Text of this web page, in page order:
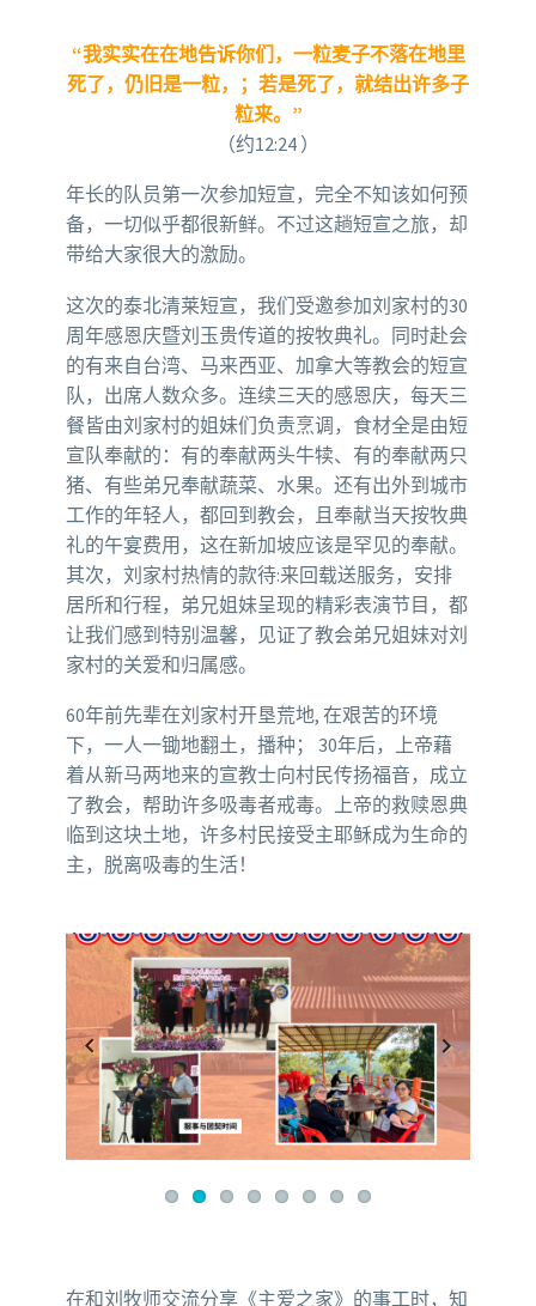
“我实实在在地告诉你们，一粒麦子不落在地里
死了，仍旧是一粒，；若是死了，就结出许多子
粒来。”
（约12:24 ）
年长的队员第一次参加短宣，完全不知该如何预
备，一切似乎都很新鲜。不过这趟短宣之旅，却
带给大家很大的激励。
这次的泰北清莱短宣，我们受邀参加刘家村的30
周年感恩庆暨刘玉贵传道的按牧典礼。同时赴会
的有来自台湾、马来西亚、加拿大等教会的短宣
队，出席人数众多。连续三天的感恩庆，每天三
餐皆由刘家村的姐妹们负责烹调，食材全是由短
宣队奉献的：有的奉献两头牛犊、有的奉献两只
猪、有些弟兄奉献蔬菜、水果。还有出外到城市
工作的年轻人，都回到教会，且奉献当天按牧典
礼的午宴费用，这在新加坡应该是罕见的奉献。
其次，刘家村热情的款待:来回载送服务，安排
居所和行程，弟兄姐妹呈现的精彩表演节目，都
让我们感到特别温馨，见证了教会弟兄姐妹对刘
家村的关爱和归属感。
60年前先辈在刘家村开垦荒地, 在艰苦的环境
下，一人一锄地翻土，播种； 30年后，上帝藉
着从新马两地来的宣教士向村民传扬福音，成立
了教会，帮助许多吸毒者戒毒。上帝的救赎恩典
临到这块土地，许多村民接受主耶稣成为生命的
主，脱离吸毒的生活！
Previous Next
在和刘牧师交流分享《主爱之家》的事工时，知